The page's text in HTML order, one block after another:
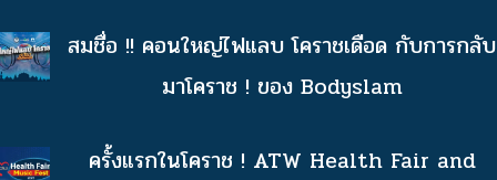
สมชื่อ !! คอนใหญ่ไฟแลบ โคราชเดือด กับการกลับ
มาโคราช ! ของ Bodyslam
ครั้งแรกในโคราช ! ATW Health Fair and